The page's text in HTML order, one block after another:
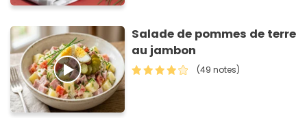
Salade de pommes de terre
au jambon
(49 notes)